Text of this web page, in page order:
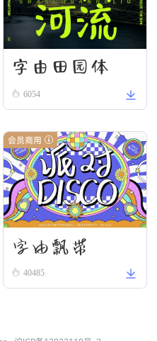
字由田园体
6054
会员商用
字由飘带
40485